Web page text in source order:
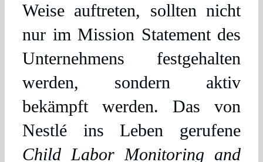
Weise auftreten, sollten nicht
nur im Mission Statement des
Unternehmens festgehalten
werden, sondern aktiv
bekämpft werden. Das von
Nestlé ins Leben gerufene
Child Labor Monitoring and